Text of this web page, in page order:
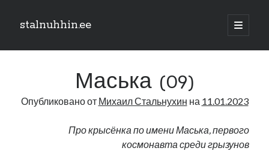
stalnuhhin.ee
отрыть
Боковая
панель
Маська (09)
Опубликовано от Михаил Стальнухин на 11.01.2023
Про крысёнка по имени Маська, первого
космонавта среди грызунов